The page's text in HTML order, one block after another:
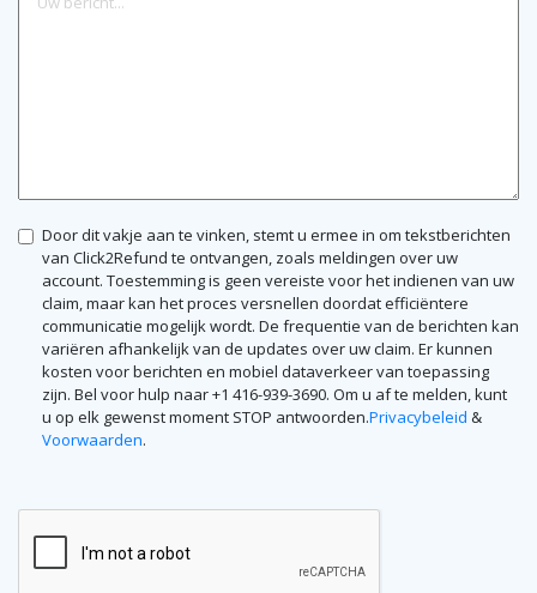
Door dit vakje aan te vinken, stemt u ermee in om tekstberichten
van Click2Refund te ontvangen, zoals meldingen over uw
account. Toestemming is geen vereiste voor het indienen van uw
claim, maar kan het proces versnellen doordat efficiëntere
communicatie mogelijk wordt. De frequentie van de berichten kan
variëren afhankelijk van de updates over uw claim. Er kunnen
kosten voor berichten en mobiel dataverkeer van toepassing
zijn. Bel voor hulp naar +1 416-939-3690. Om u af te melden, kunt
u op elk gewenst moment STOP antwoorden.Privacybeleid &
Voorwaarden.